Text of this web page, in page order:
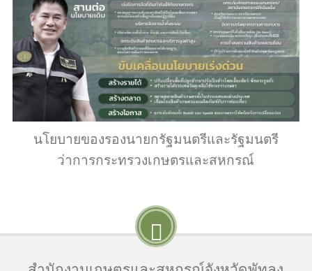
นโยบายของรองนายกรัฐมนตรีและรัฐมนตรี
ว่าการกระทรวงเกษตรและสหกรณ์